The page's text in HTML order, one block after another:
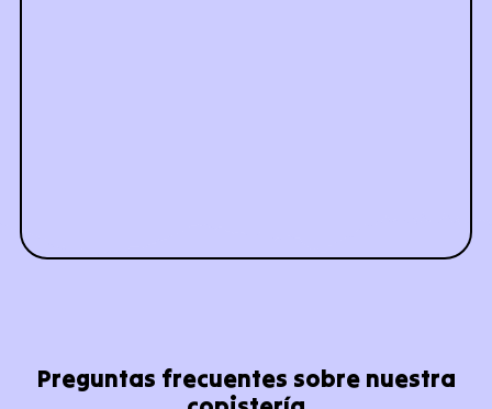
Preguntas frecuentes sobre nuestra